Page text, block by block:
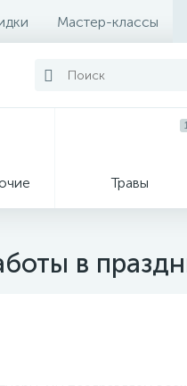
Мастер-классы
Травы
в